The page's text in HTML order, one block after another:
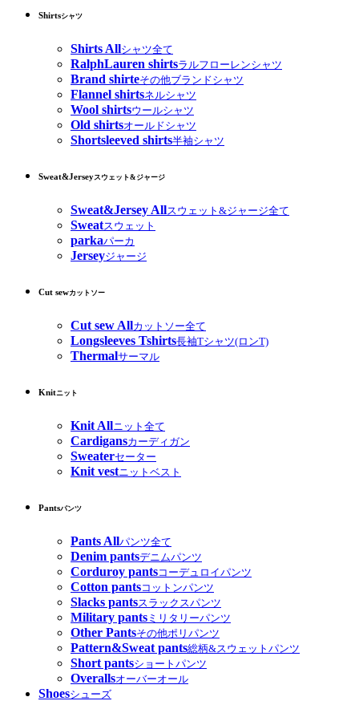
Shirtsシャツ
Shirts Allシャツ全て
RalphLauren shirtsラルフローレンシャツ
Brand shirteその他ブランドシャツ
Flannel shirtsネルシャツ
Wool shirtsウールシャツ
Old shirtsオールドシャツ
Shortsleeved shirts半袖シャツ
Sweat&Jerseyスウェット&ジャージ
Sweat&Jersey Allスウェット&ジャージ全て
Sweatスウェット
parkaパーカ
Jerseyジャージ
Cut sewカットソー
Cut sew Allカットソー全て
Longsleeves Tshirts長袖Tシャツ(ロンT)
Thermalサーマル
Knitニット
Knit Allニット全て
Cardigansカーディガン
Sweaterセーター
Knit vestニットベスト
Pantsパンツ
Pants Allパンツ全て
Denim pantsデニムパンツ
Corduroy pantsコーデュロイパンツ
Cotton pantsコットンパンツ
Slacks pantsスラックスパンツ
Military pants ミリタリーパンツ
Other Pantsその他ポリパンツ
Pattern&Sweat pants総柄&スウェットパンツ
Short pantsショートパンツ
Overallsオーバーオール
Shoesシューズ